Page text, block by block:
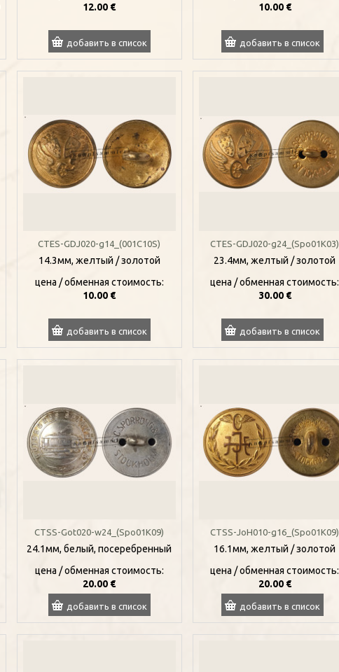
12.00 €
добавить в список
10.00 €
добавить в список
CTES-GDJ020-g14_(001C10S)
14.3мм, желтый / золотой
цена / oбменная стоимость:
10.00 €
добавить в список
CTES-GDJ020-g24_(Spo01K03)
23.4мм, желтый / золотой
цена / oбменная стоимость:
30.00 €
добавить в список
CTSS-Got020-w24_(Spo01K09)
24.1мм, белый, посеребренный
цена / oбменная стоимость:
20.00 €
добавить в список
CTSS-JoH010-g16_(Spo01K09)
16.1мм, желтый / золотой
цена / oбменная стоимость:
20.00 €
добавить в список